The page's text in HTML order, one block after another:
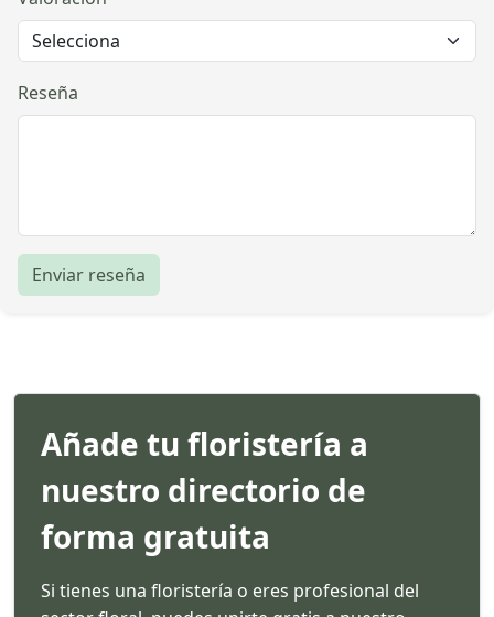
Reseña
Enviar reseña
Añade tu floristería a
nuestro directorio de
forma gratuita
Si tienes una floristería o eres profesional del